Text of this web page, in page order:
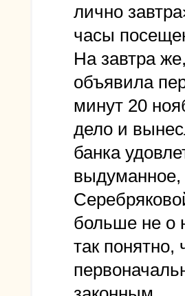
лично
часы
На завтра
объявила
минут 20
дело и
банка
выдуманное,
больше не о
так